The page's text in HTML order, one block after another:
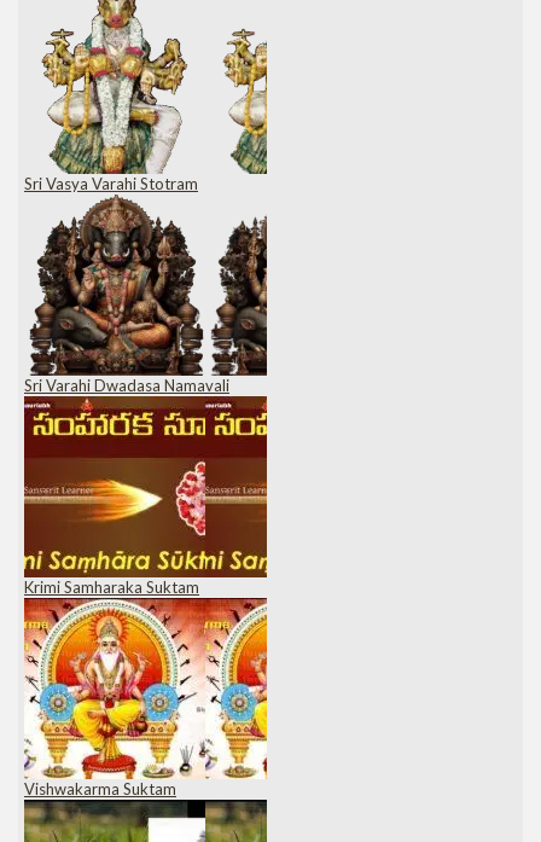
Sri Vasya Varahi Stotram
Sri Varahi Dwadasa Namavali
Krimi Samharaka Suktam
Vishwakarma Suktam